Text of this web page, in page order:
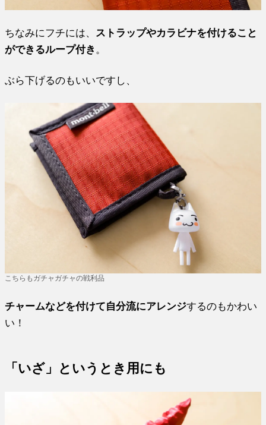
ちなみにフチには、 ストラップやカラビナを付けること
ができるループ付き 。
ぶら下げるのもいいですし、
こちらもガチャガチャの戦利品
チャームなどを付けて自分流にアレンジするのもかわい
い！
「いざ」というとき用にも